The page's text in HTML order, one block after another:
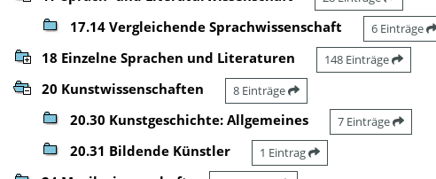
17.14 Vergleichende Sprachwissenschaft 6 Einträge
18 Einzelne Sprachen und Literaturen 148 Einträge
20 Kunstwissenschaften 8 Einträge
20.30 Kunstgeschichte: Allgemeines 7 Einträge
20.31 Bildende Künstler 1 Eintrag